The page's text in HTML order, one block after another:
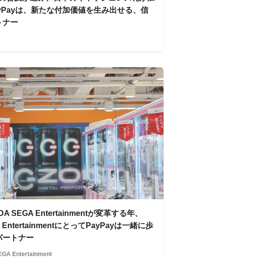
は、新たな付加価値を生み出せる、信
ナー
SEGA Entertainmentが変革する年、
EntertainmentにとってPayPayは一緒に歩
ートナー
Entertainment